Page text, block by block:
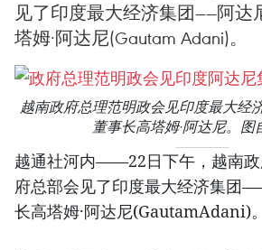
见了印度最大经济集团——阿达
塔姆·阿达尼(Gautam Adani)。
越南政府总理范明政会见印度最大经
董事长高塔姆·阿达尼。图
越通社河内——22日下午，越南政
府总部会见了印度最大经济集团
长高塔姆·阿达尼(GautamAdani)。